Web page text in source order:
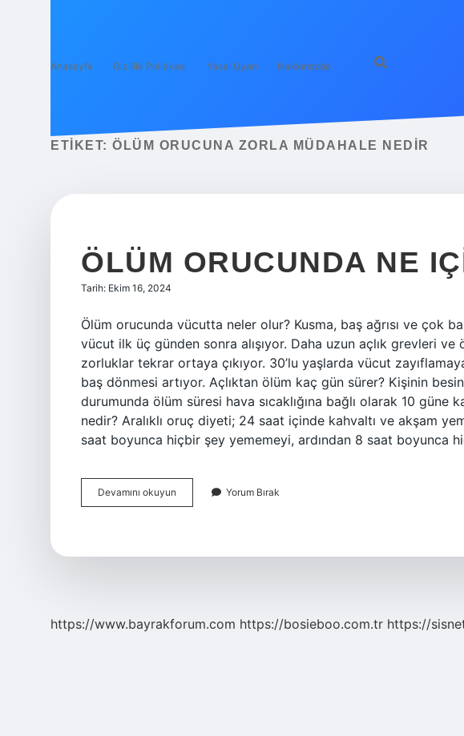
Anasayfa Gizlilik Politikası Yasal Uyarı Hakkımızda
ETIKET: ÖLÜM ORUCUNA ZORLA MÜDAHALE NEDIR
ÖLÜM ORUCUNDA NE
Tarih: Ekim 16, 2024
Ölüm orucunda vücutta neler olur? Kusma, baş ağrısı ve çok
vücut ilk üç günden sonra alışıyor. Daha uzun açlık grevleri ve
zorluklar tekrar ortaya çıkıyor. 30’lu yaşlarda vücut
baş dönmesi artıyor. Açlıktan ölüm kaç gün sürer? Kişinin
durumunda ölüm süresi hava sıcaklığına bağlı olarak 10 güne
nedir? Aralıklı oruç diyeti; 24 saat içinde kahvaltı ve akşam
saat boyunca hiçbir şey yememeyi, ardından 8 saat boyunca
Devamını okuyun
Orucunda
Yorum Bırak
https://www.bayrakforum.com https://bosieboo.com.tr https://